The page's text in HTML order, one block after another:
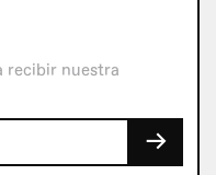
recibir nuestra
→